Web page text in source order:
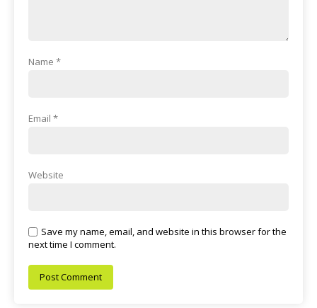
Name *
Email *
Website
Save my name, email, and website in this browser for the
next time I comment.